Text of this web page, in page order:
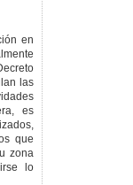
en
las
es
que
zona
lo